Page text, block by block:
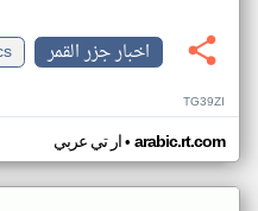
اخبار جزر القمر
TG39ZI
ار تي عربي• arabic.rt.com